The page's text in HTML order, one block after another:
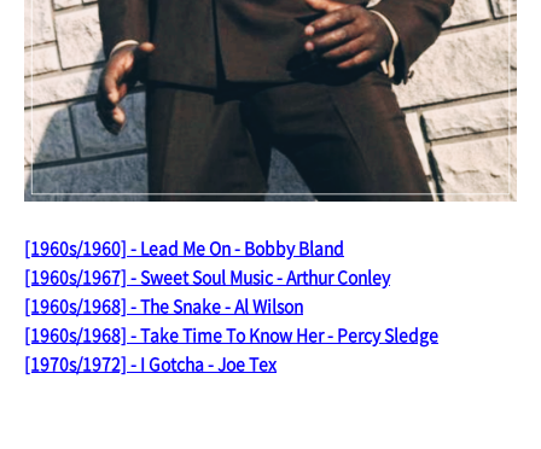
[1960s/1960] - Lead Me On - Bobby Bland
[1960s/1967] - Sweet Soul Music - Arthur Conley
[1960s/1968] - The Snake - Al Wilson
[1960s/1968] - Take Time To Know Her - Percy Sledge
[1970s/1972] - I Gotcha - Joe Tex